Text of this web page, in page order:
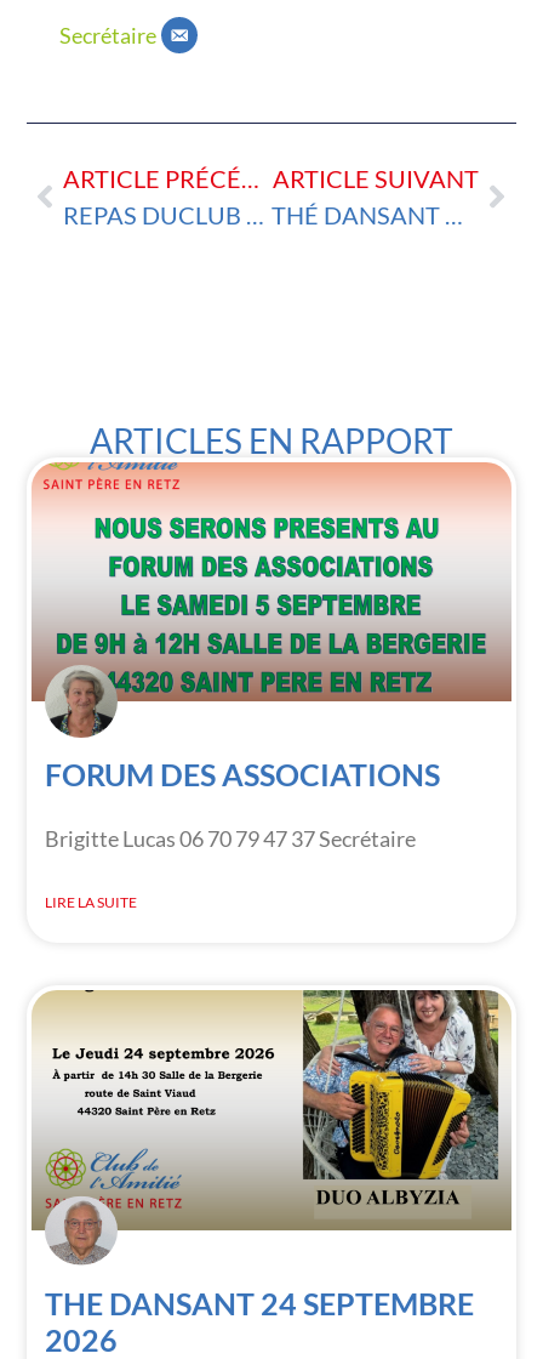
Secrétaire
ARTICLE PRÉCÉDENT ARTICLE SUIVANT
ARTICLES EN RAPPORT
FORUM DES ASSOCIATIONS
Brigitte Lucas 06 70 79 47 37 Secrétaire
LIRE LA SUITE
THE DANSANT 24 SEPTEMBRE
2026